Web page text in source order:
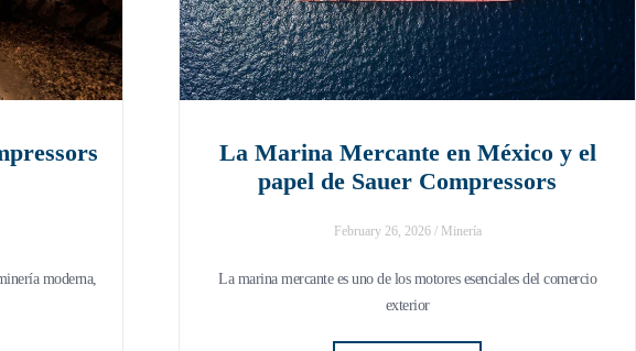
moderna,
La Marina Mercante en México y el
papel de Sauer Compressors
February 26, 2026 / Minería
La marina mercante es uno de los motores esenciales del comercio
exterior